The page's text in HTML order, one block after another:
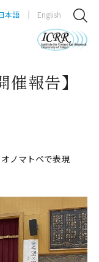
本語 English
報告】
ノマトペで表現